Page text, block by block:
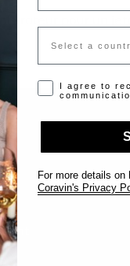
pour un
Country
Opt-inI agree to
For more details on
Coravin's Privacy